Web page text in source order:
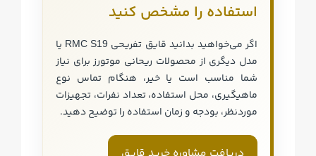
استفاده را مشخص کنید
اگر می‌خواهید بدانید قایق تفریحی RMC S19 یا
مدل دیگری از محصولات ریحانی موتورز برای نیاز
شما مناسب است یا خیر، هنگام تماس نوع
ماهیگیری، محل استفاده، تعداد نفرات، تجهیزات
موردنظر، بودجه و زمان استفاده را توضیح دهید.